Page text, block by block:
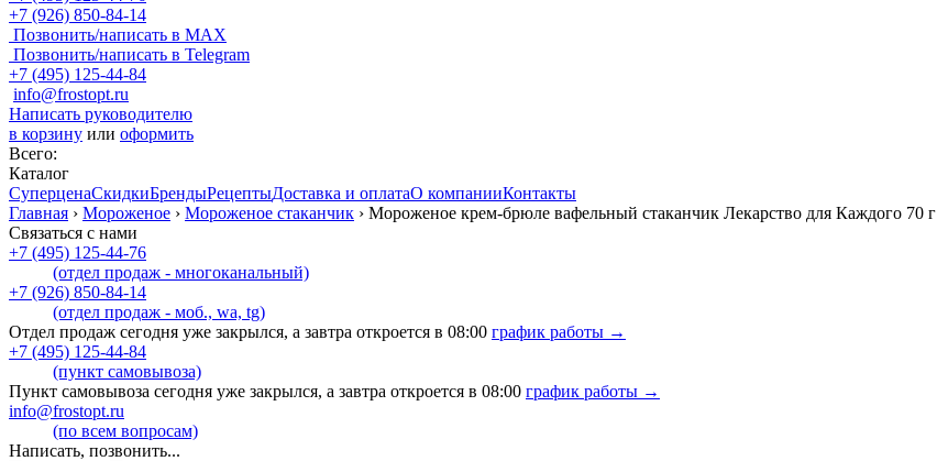
+7 (926) 850-84-14
Позвонить/написать в MAX
Позвонить/написать в Telegram
+7 (495) 125-44-84
info@frostopt.ru
Написать руководителю
в корзину или оформить
Всего:
Каталог
СуперценаСкидкиБрендыРецептыДоставка и оплатаО компанииКонтакты
Главная › Мороженое › Мороженое стаканчик › Мороженое крем-брюле вафельный стаканчик Лекарство для Каждого 70 г
Связаться с нами
+7 (495) 125-44-76
(отдел продаж - многоканальный)
+7 (926) 850-84-14
(отдел продаж - моб., wa, tg)
Отдел продаж сегодня уже закрылся, а завтра откроется в 08:00 график работы →
+7 (495) 125-44-84
(пункт самовывоза)
Пункт самовывоза сегодня уже закрылся, а завтра откроется в 08:00 график работы →
info@frostopt.ru
(по всем вопросам)
Написать, позвонить...